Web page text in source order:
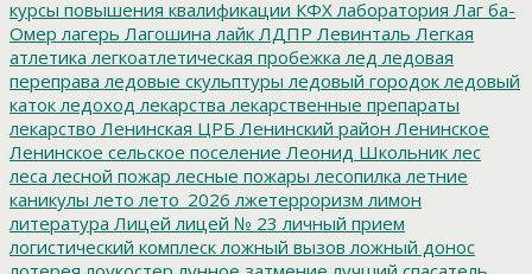
курсы повышения квалификации КФХ лаборатория Лаг ба-
Омер лагерь Лагошина лайк ЛДПР Левинталь Легкая
атлетика легкоатлетическая пробежка лед ледовая
переправа ледовые скульптуры ледовый городок ледовый
каток ледоход лекарства лекарственные препараты
лекарство Ленинская ЦРБ Ленинский район Ленинское
Ленинское сельское поселение Леонид Школьник лес
леса лесной пожар лесные пожары лесопилка летние
каникулы лето лето_2026 лжетерроризм лимон
литература Лицей лицей № 23 личный прием
логистический комплеск ложный вызов ложный донос